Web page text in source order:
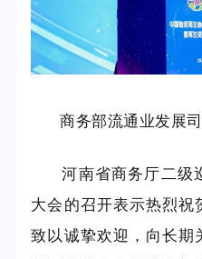
商务部流通业发展
河南省商务厅二级
大会的召开表示热烈祝
致以诚挚欢迎，向长期